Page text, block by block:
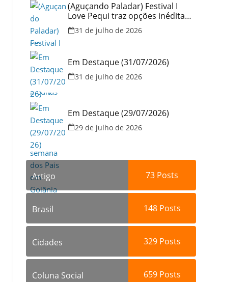
(Aguçando Paladar) Festival I
Love Pequi traz opções inéditas
de pratos e atrações gratuitas
no fim de semana dos Pais em
31 de julho de 2026
Em Destaque (31/07/2026)
31 de julho de 2026
Em Destaque (29/07/2026)
29 de julho de 2026
Artigo 73 Posts
Brasil 148Posts
Cidades 329Posts
Coluna Social 659Posts